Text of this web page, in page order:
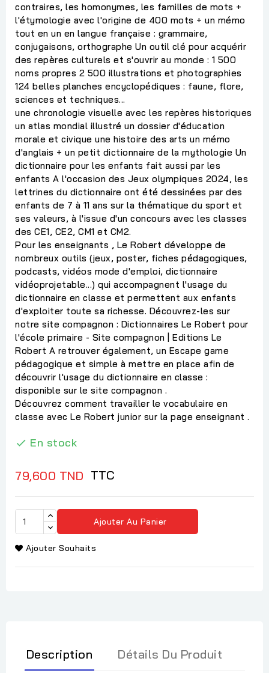
contraires, les homonymes, les familles de mots +
l'étymologie avec l'origine de 400 mots + un mémo
tout en un en langue française : grammaire,
conjugaisons, orthographe Un outil clé pour acquérir
des repères culturels et s'ouvrir au monde : 1 500
noms propres 2 500 illustrations et photographies
124 belles planches encyclopédiques : faune, flore,
sciences et techniques...
une chronologie visuelle avec les repères historiques
un atlas mondial illustré un dossier d'éducation
morale et civique une histoire des arts un mémo
d'anglais + un petit dictionnaire de la mythologie Un
dictionnaire pour les enfants fait aussi par les
enfants A l'occasion des Jeux olympiques 2024, les
lettrines du dictionnaire ont été dessinées par des
enfants de 7 à 11 ans sur la thématique du sport et
ses valeurs, à l'issue d'un concours avec les classes
des CE1, CE2, CM1 et CM2.
Pour les enseignants , Le Robert développe de
nombreux outils (jeux, poster, fiches pédagogiques,
podcasts, vidéos mode d'emploi, dictionnaire
vidéoprojetable...) qui accompagnent l'usage du
dictionnaire en classe et permettent aux enfants
d'exploiter toute sa richesse. Découvrez-les sur
notre site compagnon : Dictionnaires Le Robert pour
l'école primaire - Site compagnon | Editions Le
Robert A retrouver également, un Escape game
pédagogique et simple à mettre en place afin de
découvrir l'usage du dictionnaire en classe :
disponible sur le site compagnon .
Découvrez comment travailler le vocabulaire en
classe avec Le Robert junior sur la page enseignant .
 En stock
79,600 TND TTC
Ajouter Au Panier
Ajouter Souhaits
Description Détails Du Produit